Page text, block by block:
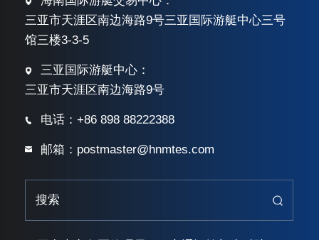
三亚市天涯区南边海路9号三亚国际游艇中心三号
馆三楼3-3-5
三亚国际游艇中心：
三亚市天涯区南边海路9号
电话：+86 898 88222388
邮箱：postmaster@hnmtes.com